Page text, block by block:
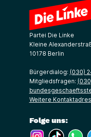
Partei Die Linke
Kleine
10178 Berlin
Bürgerdialog: (030)
Mitgliedsfragen:
Weitere
Folge uns:
(Link öffnet
(Link